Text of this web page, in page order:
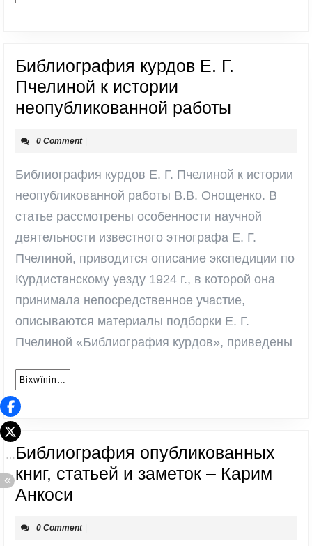
Библиография курдов Е. Г.
Пчелиной к истории
неопубликованной работы
Г.
Пчелиной
к
истории
работы
0 Comment
Библиография курдов Е. Г. Пчелиной к истории
неопубликованной работы В.В. Онощенко. В
статье рассмотрены особенности научной
деятельности известного этнографа Е. Г.
Пчелиной, приводится описание экспедиции по
Курдистанскому уезду 1924 г., в которой она
принимала непосредственное участие,
описываются материалы подборки Е. Г.
Пчелиной «Библиография курдов», приведены
Bixwînin…
Библиография опубликованных
книг, статьей и заметок – Карим
Анкоси
книг,
0 Comment